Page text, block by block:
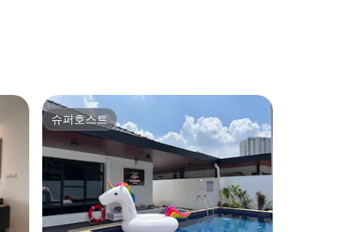
슈퍼호스트
슈퍼호스트